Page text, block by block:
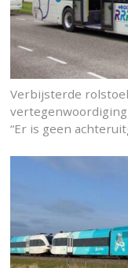
Verbijsterde
“Er is geen